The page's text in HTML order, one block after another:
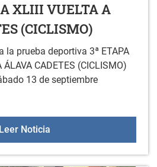
XLIII VUELTA A
(CICLISMO)
la prueba deportiva 3ª ETAPA
ÁLAVA CADETES (CICLISMO)
13 de septiembre
Leer Noticia3ª ETAPA DE LA XLIII